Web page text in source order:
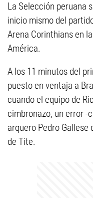
La Selección peruana
inicio mismo del
Arena Corinthians en
América.
A los 11 minutos del
puesto en ventaja a
cuando el equipo de
cimbronazo, un error -
arquero Pedro
de Tite.